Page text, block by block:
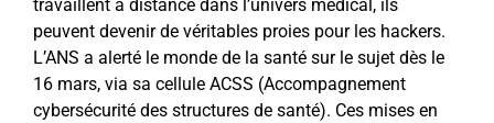
travaillent à distance dans l’univers médical, ils
peuvent devenir de véritables proies pour les hackers.
L’ANS a alerté le monde de la santé sur le sujet dès le
16 mars, via sa cellule ACSS (Accompagnement
cybersécurité des structures de santé). Ces mises en